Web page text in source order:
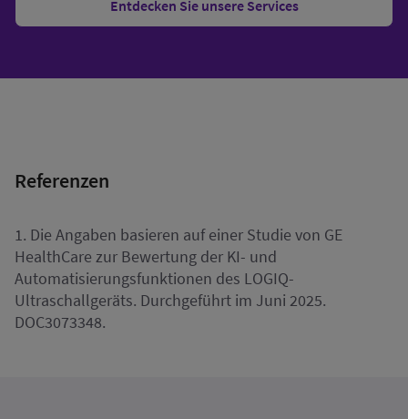
Entdecken Sie unsere Services
Referenzen
1. Die Angaben basieren auf einer Studie von GE
HealthCare zur Bewertung der KI- und
Automatisierungsfunktionen des LOGIQ-
Ultraschallgeräts. Durchgeführt im Juni 2025.
DOC3073348.